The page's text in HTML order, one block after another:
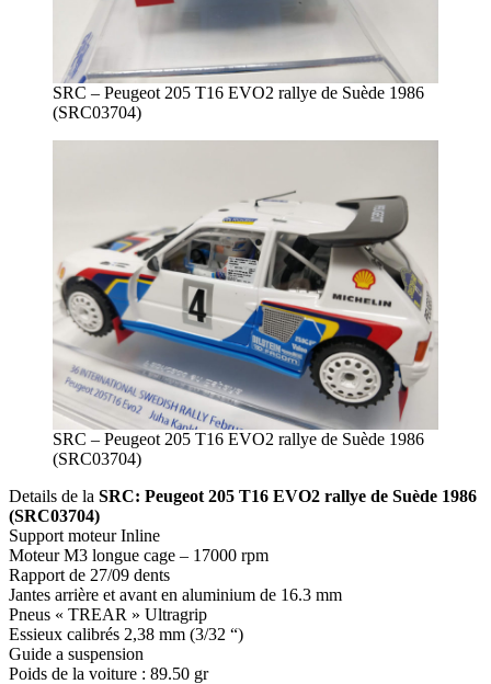
SRC – Peugeot 205 T16 EVO2 rallye de Suède 1986
(SRC03704)
SRC – Peugeot 205 T16 EVO2 rallye de Suède 1986
(SRC03704)
Details de la SRC: Peugeot 205 T16 EVO2 rallye de Suède 1986
(SRC03704)
Support moteur Inline
Moteur M3 longue cage – 17000 rpm
Rapport de 27/09 dents
Jantes arrière et avant en aluminium de 16.3 mm
Pneus « TREAR » Ultragrip
Essieux calibrés 2,38 mm (3/32 “)
Guide a suspension
Poids de la voiture : 89.50 gr